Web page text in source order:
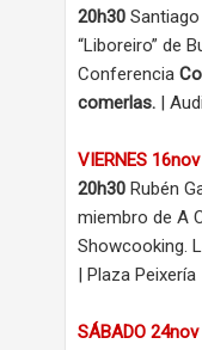
20h30
“Liboreiro” de
Conferencia
comerlas. |
VIERNES 16nov
20h30 Rubén
miembro de A
Showcooking.
| Plaza Peixería
SÁBADO 24nov